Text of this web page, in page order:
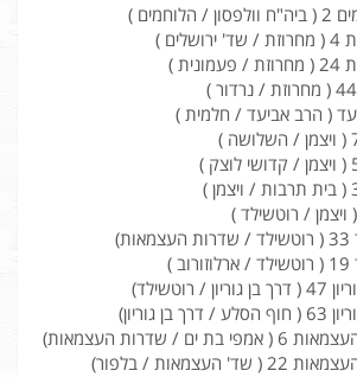
)
)
)
( הרב אביעד / חלמית )
גוריון)
/ שדרות העצמאות)
/ בלפור)